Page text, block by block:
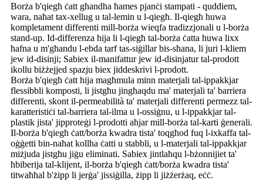
Borża b'qiegħ ċatt għandha ħames pjanċi stampati - quddiem,
wara, naħat tax-xellug u tal-lemin u l-qiegħ. Il-qiegħ huwa
kompletament differenti mill-borża wieqfa tradizzjonali u l-borża
stand-up. Id-differenza hija li l-qiegħ tal-borża ċatta huwa lixx
ħafna u m'għandu l-ebda tarf tas-siġillar bis-sħana, li juri l-kliem
jew id-disinji; Sabiex il-manifattur jew id-disinjatur tal-prodott
ikollu biżżejjed spazju biex jiddeskrivi l-prodott.
Borża b'qiegħ ċatt hija magħmula minn materjali tal-ippakkjar
flessibbli komposti, li jistgħu jingħaqdu ma' materjali ta' barriera
differenti, skont il-permeabilità ta' materjali differenti permezz tal-
karatteristiċi tal-barriera tal-ilma u l-ossiġnu, u l-ippakkjar tal-
plastik jista' jipproteġi l-prodotti aħjar mill-borża tal-karti ġenerali.
Il-borża b'qiegħ ċatt/borża kwadra tista' toqgħod fuq l-ixkaffa tal-
oġġetti bin-naħat kollha ċatti u stabbli, u l-materjali tal-ippakkjar
miżjuda jistgħu jiġu eliminati. Sabiex jintlaħqu l-bżonnijiet ta'
ħbiberija tal-klijent, il-borża b'qiegħ ċatt/borża kwadra tista'
titwaħħal b'żipp li jerġa' jissiġilla, żipp li jiżżerżaq, eċċ.